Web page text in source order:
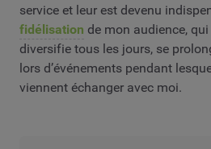
service et leur est devenu
fidélisation de mon audience,
diversifie tous les jours, se
lors d’événements pendant
viennent échanger avec moi.